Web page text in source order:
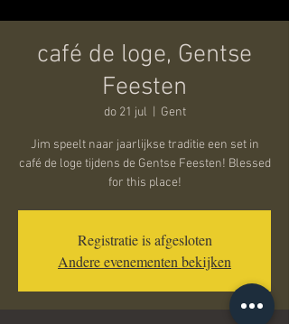
café de loge, Gentse
Feesten
do 21 jul Gent
Jim speelt naar jaarlijkse traditie een set in
café de loge tijdens de Gentse Feesten! Blessed
for this place!
Registratie is afgesloten
Andere evenementen bekijken